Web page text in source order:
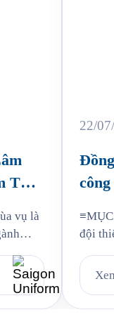
Thứ
vụ là
năm
Môn
22/
đội
mẫu
Quy